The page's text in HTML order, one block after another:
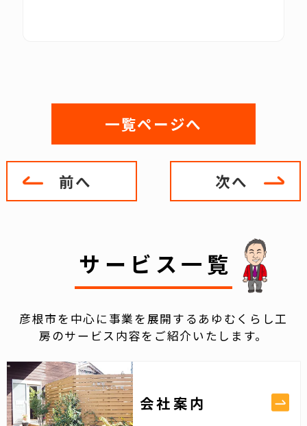
前へ
一覧ページへ
次へ
サービス一覧
彦根市を中心に事業を展開するあゆむくらし工
房のサービス内容をご紹介いたします。
会社案内